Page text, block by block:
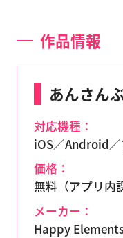
作品情報
あんさん
対応機種：
iOS／Android
価格：
無料（アプリ内
メーカー：
Happy